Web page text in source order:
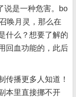
说是一种危害。bo
唤月灵，那么在
什么？想要了解的
回血功能的，此后
播更多人知道！
本里直接挪不开